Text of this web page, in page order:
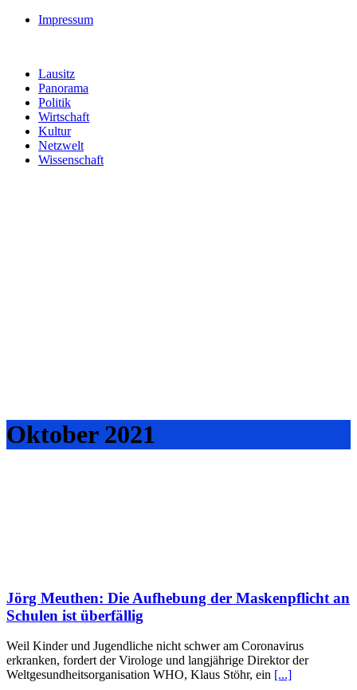
Impressum
Lausitz
Panorama
Politik
Wirtschaft
Kultur
Netzwelt
Wissenschaft
Oktober 2021
Jörg Meuthen: Die Aufhebung der Maskenpflicht an
Schulen ist überfällig
Weil Kinder und Jugendliche nicht schwer am Coronavirus
erkranken, fordert der Virologe und langjährige Direktor der
Weltgesundheitsorganisation WHO, Klaus Stöhr, ein [...]